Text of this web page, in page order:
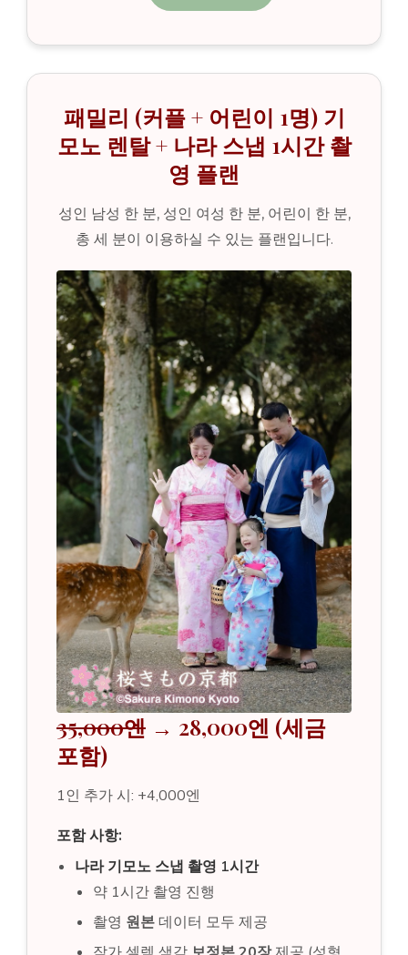
패밀리 (커플 + 어린이 1명) 기
모노 렌탈 + 나라 스냅 1시간 촬
영 플랜
성인 남성 한 분, 성인 여성 한 분, 어린이 한 분,
총 세 분이 이용하실 수 있는 플랜입니다.
35,000엔 → 28,000엔 (세금
포함)
1인 추가 시: +4,000엔
포함 사항:
나라 기모노 스냅 촬영 1시간
약 1시간 촬영 진행
촬영 원본데이터 모두 제공